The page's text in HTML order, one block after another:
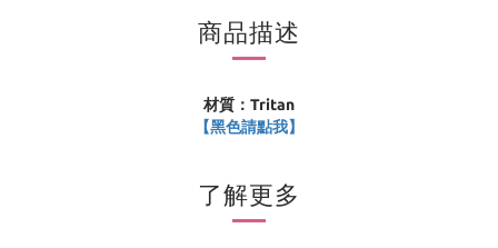
商品描述
材質：Tritan
【黑色請點我】
了解更多